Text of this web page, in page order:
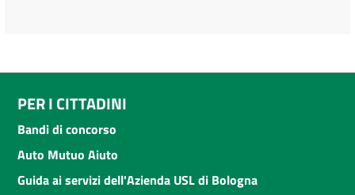
PER I CITTADINI
Bandi di concorso
Auto Mutuo Aiuto
Guida ai servizi dell'Azienda USL di Bologna